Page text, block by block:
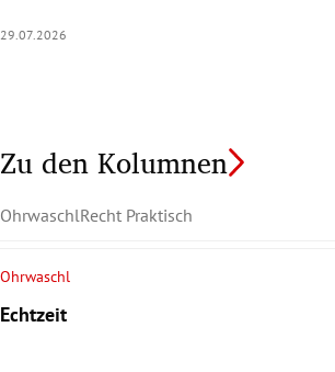
29.07.2026
Zu den Kolumnen
OhrwaschlRecht Praktisch
Ohrwaschl
Echtzeit